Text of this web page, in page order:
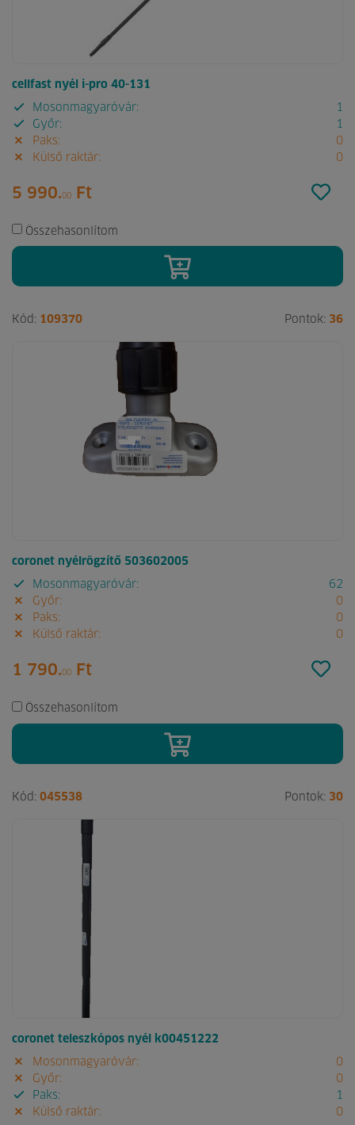
cellfast nyél i-pro 40-131
Mosonmagyaróvár:
1
Győr:
1
Paks:
0
Külső raktár:
0
5 990.00 Ft
Összehasonlítom
Kód: 109370 Pontok: 36
coronet nyélrögzítő 503602005
Mosonmagyaróvár:
62
Győr:
0
Paks:
0
Külső raktár:
0
1 790.00 Ft
Összehasonlítom
Kód: 045538 Pontok: 30
coronet teleszkópos nyél k00451222
Mosonmagyaróvár:
0
Győr:
0
Paks:
1
Külső raktár:
0